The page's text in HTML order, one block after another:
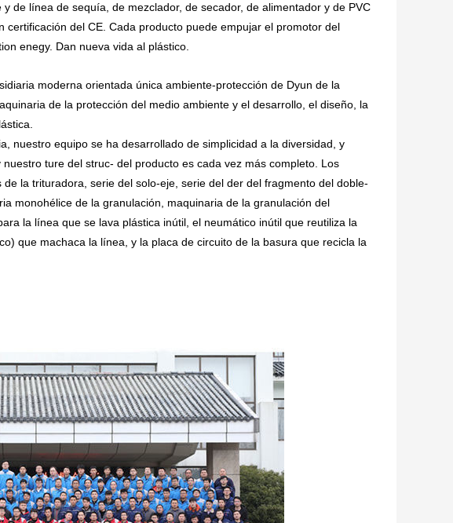
de línea de sequía, de mezclador, de secador, de alimentador y de PVC
certificación del CE. Cada producto puede empujar el promotor del
enegy. Dan nueva vida al plástico.
moderna orientada única ambiente-protección de Dyun de la
de la protección del medio ambiente y el desarrollo, el diseño, la
nuestro equipo se ha desarrollado de simplicidad a la diversidad, y
ture del struc- del producto es cada vez más completo. Los
la trituradora, serie del solo-eje, serie del der del fragmento del doble-
monohélice de la granulación, maquinaria de la granulación del
la línea que se lava plástica inútil, el neumático inútil que reutiliza la
que machaca la línea, y la placa de circuito de la basura que recicla la